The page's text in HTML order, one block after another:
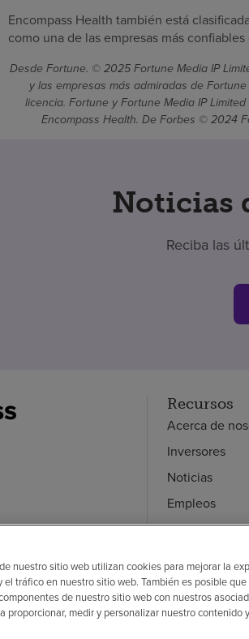
Encompass Health también está
como una de las empresas más
Desde Fortune. © 2025 Fortune Media IP
y las empresas más admiradas de
licencia. Fortune y Fortune Media IP
Encompass Health. De Forbes © 2024
Noticias
Reciba las
Recursos
Acerca de
Inversores
Noticias
Empleos
Empleados
AccesibilidadSi no habla inglésAviso de no
nuestro sitio web utilizan cookies para mejorar la
tráfico en nuestro sitio web. También es posible
de nuestro sitio web con nuestros
proporcionar, medir y personalizar nuestro contenido